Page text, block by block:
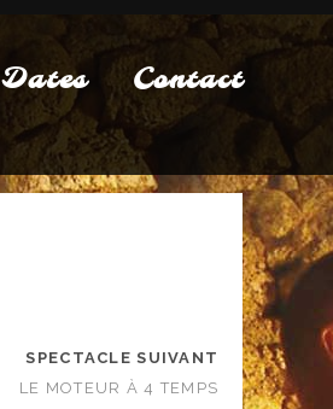
Dates Contact
SPECTACLE SUIVANT
LE MOTEUR À 4 TEMPS